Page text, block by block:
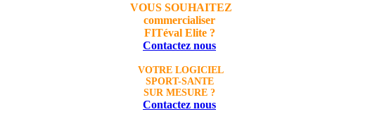
VOUS SOUHAITEZ
commercialiser
FITéval Elite ?
Contactez nous
VOTRE LOGICIEL
SPORT-SANTE
SUR MESURE ?
Contactez nous